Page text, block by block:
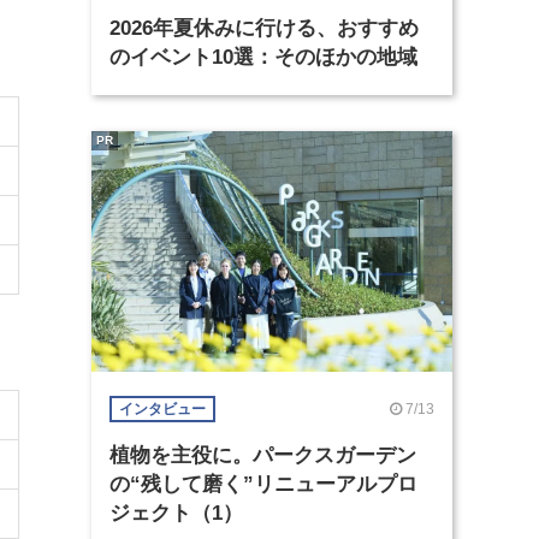
2026年夏休みに行ける、おすすめ
のイベント10選：そのほかの地域
インタビュー 7/13
植物を主役に。パークスガーデン
の“残して磨く”リニューアルプロ
ジェクト（1）
PR